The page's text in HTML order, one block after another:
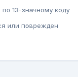
13-значному коду
или поврежден